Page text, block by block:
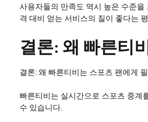
사용자들의 만족도 역시 높은 수준
격 대비 얻는 서비스의 질이 좋다는
결론: 왜 빠른티
결론: 왜 빠른티비는 스포츠 팬에게
빠른티비는 실시간으로 스포츠 중계
수 있습니다.